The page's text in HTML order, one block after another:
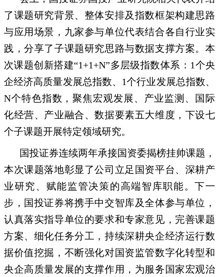
了课题研究背景、整体安排及指数框架构建思路
与应用场景，九家参与单位代表结合各自行业实
践，分享了子课题研究思路与数据支撑方案。本
次课题创新搭建“1+1+N”多层级指数体系：1个央
企经济高质量发展总指数、1个行业发展总指数、
N个特色指数，聚焦宏观发展、产业监测、国际
化经营、产业融合、数据要素五大维度，下设七
个子课题开展特定领域研究。
国投证券连续两年承接国资委揭榜挂帅课题，
本次课题落地彰显了公司立足国资平台、深耕产
业研究、赋能监管决策的高端智库职能。下一
步，国投证券将携手中交智库及全体参与单位，
认真落实指导单位的要求和专家意见，完善课题
方案、细化任务分工，持续深耕央企经济运行数
据价值挖掘，不断强化对国资监管数字化转型和
央企高质量发展的支撑作用，为服务国家宏观治